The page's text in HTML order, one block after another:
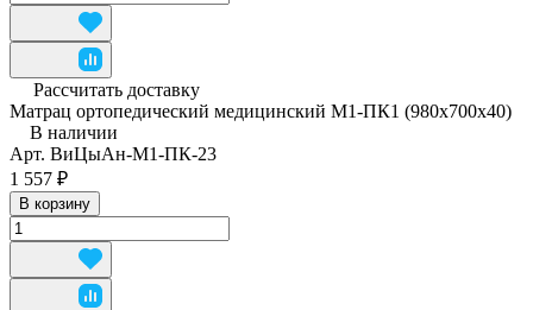
Рассчитать доставку
Матрац ортопедический медицинский М1-ПК1 (980x700x40)
В наличии
Арт. ВиЦыАн-М1-ПК-23
1 557 ₽
В корзину